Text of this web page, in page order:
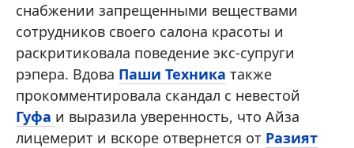
снабжении запрещенными веществами
сотрудников своего салона красоты и
раскритиковала поведение экс-супруги
рэпера. Вдова Паши Техника также
прокомментировала скандал с невестой
Гуфа и выразила уверенность, что Айза
лицемерит и вскоре отвернется от Разият